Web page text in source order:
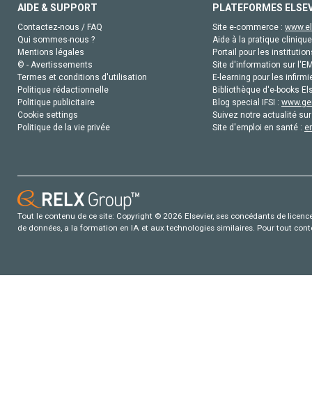
AIDE & SUPPORT
Contactez-nous / FAQ
Qui sommes-nous ?
Mentions légales
© - Avertissements
Termes et conditions d'utilisation
Politique rédactionnelle
Politique publicitaire
Cookie settings
Politique de la vie privée
PLATEFORMES
Site e-commerce :
Aide à la pratique
Portail pour les
Site d'information sur
E-learning pour les
Bibliothèque d'e-books
Blog special IFSI :
Suivez notre actualité
Site d'emploi en santé :
Tout le contenu de ce site: Copyright © 2026 Elsevier, ses concédants de
de données, a la formation en IA et aux technologies similaires. Pour tout